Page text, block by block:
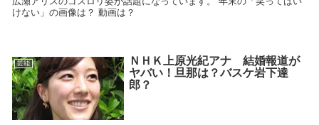
けない」の画像は？ 動画は？
芸能
ＮＨＫ上原光紀アナ 結婚報道が
ヤバい！旦那は？バスケ岩下達
郎？